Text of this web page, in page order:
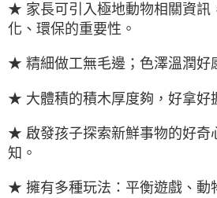
★ 家長可引入極地動物相關資訊
化、環保的重要性。
★ 精細做工無毛邊；色澤溫潤好
★ 大體積的積木厚度夠，好拿好
★ 啟發孩子探索新鮮事物的好奇
知。
★ 擁有多種玩法：平衡遊戲、動